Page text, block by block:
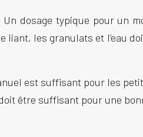
dosage typique pour un
liant, les granulats et l’eau
est suffisant pour les
être suffisant pour une